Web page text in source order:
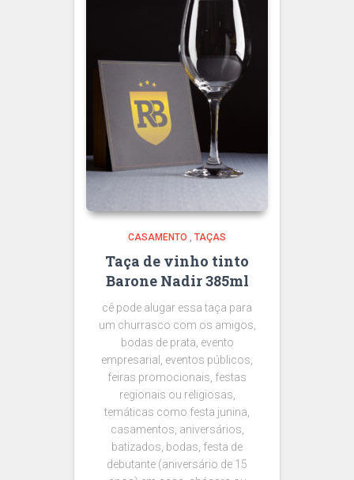
CASAMENTO TAÇAS
Taça de vinho tinto
Barone Nadir 385ml
cê pode alugar essa taça para
um churrasco com os amigos,
bodas de prata, evento
empresarial, eventos públicos,
feiras promocionais, festas
regionais ou religiosas,
temáticas como festa junina,
casamentos, aniversários,
batizados, bodas, festa de
debutante (aniversário de 15